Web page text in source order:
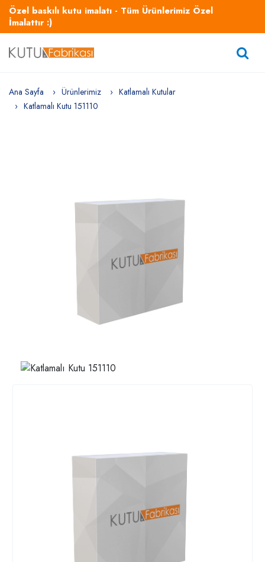
Özel baskılı kutu imalatı - Tüm Ürünlerimiz Özel
İmalattır :)
Ana Sayfa Ürünlerimiz
Katlamalı Kutular
Katlamalı Kutu 151110